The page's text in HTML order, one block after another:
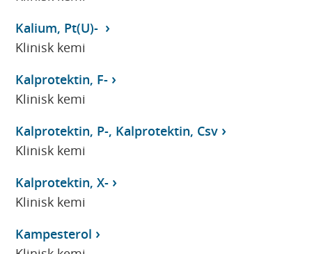
Kalium, Pt(U)-
Klinisk kemi
Kalprotektin, F-
Klinisk kemi
Kalprotektin, P-, Kalprotektin, Csv
Klinisk kemi
Kalprotektin, X-
Klinisk kemi
Kampesterol